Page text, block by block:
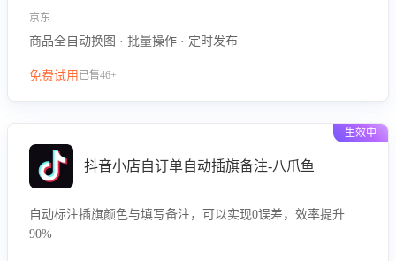
京东
商品全自动换图 · 批量操作 · 定时发布
免费试用 已售46+
生效中
抖音小店自订单自动插旗备注-八爪鱼
自动标注插旗颜色与填写备注，可以实现0误差，效率提升
90%